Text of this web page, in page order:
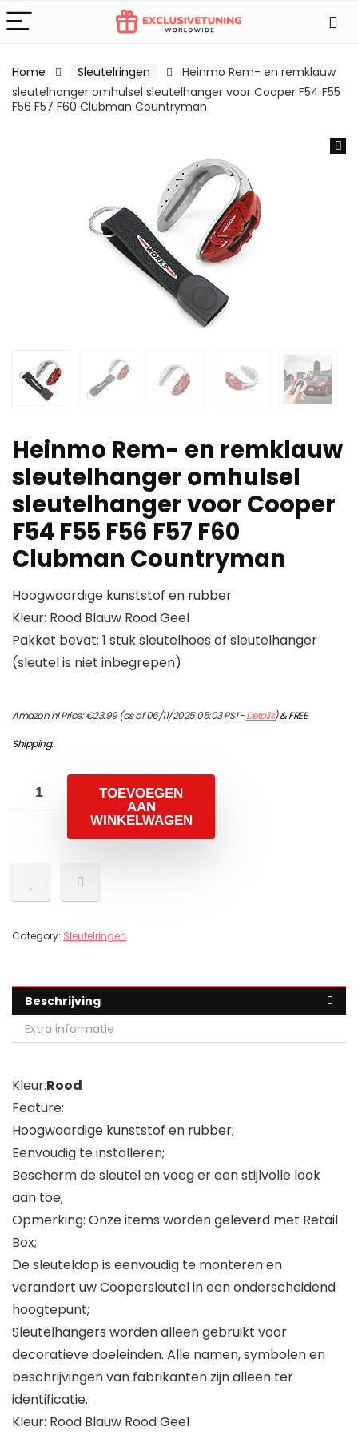
Home Sleutelringen
Heinmo Rem- en remklauw
sleutelhanger omhulsel sleutelhanger voor Cooper F54 F55
F56 F57 F60 Clubman Countryman
Heinmo Rem- en remklauw
sleutelhanger omhulsel
sleutelhanger voor Cooper
F54 F55 F56 F57 F60
Clubman Countryman
Hoogwaardige kunststof en rubber
Kleur: Rood Blauw Rood Geel
Pakket bevat: 1 stuk sleutelhoes of sleutelhanger
(sleutel is niet inbegrepen)
Amazon.nl Price:€23.99(as of 06/11/2025 05:03 PST-Details)&FREE
Shipping.
TOEVOEGEN
AAN
WINKELWAGEN
Category: Sleutelringen
Beschrijving
Extra informatie
Kleur:Rood
Feature:
Hoogwaardige kunststof en rubber;
Eenvoudig te installeren;
Bescherm de sleutel en voeg er een stijlvolle look
aan toe;
Opmerking: Onze items worden geleverd met Retail
Box;
De sleuteldop is eenvoudig te monteren en
verandert uw Coopersleutel in een onderscheidend
hoogtepunt;
Sleutelhangers worden alleen gebruikt voor
decoratieve doeleinden. Alle namen, symbolen en
beschrijvingen van fabrikanten zijn alleen ter
identificatie.
Kleur: Rood Blauw Rood Geel